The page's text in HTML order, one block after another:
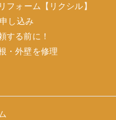
フォーム【リクシル】
し込み
する前に！
・外壁を修理